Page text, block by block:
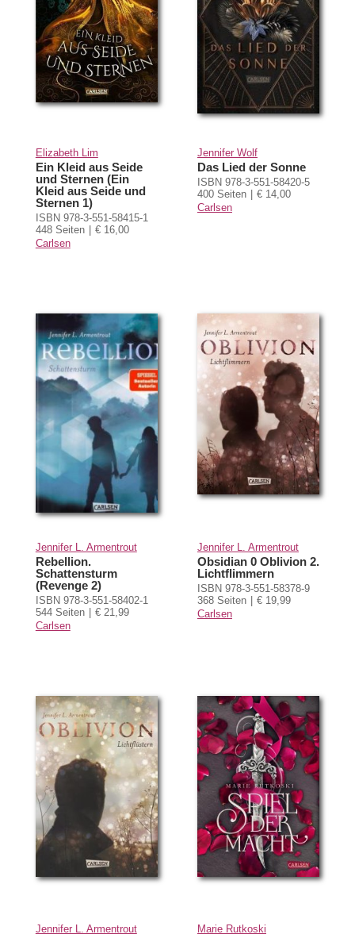
Elizabeth Lim
Ein Kleid aus Seide
und Sternen (Ein
Kleid aus Seide und
Sternen 1)
ISBN 978-3-551-58415-1
448 Seiten
€ 16,00
Carlsen
Jennifer Wolf
Das Lied der Sonne
ISBN 978-3-551-58420-5
400 Seiten
€ 14,00
Carlsen
Jennifer L. Armentrout
Rebellion.
Schattensturm
(Revenge 2)
ISBN 978-3-551-58402-1
544 Seiten
€ 21,99
Carlsen
Jennifer L. Armentrout
Obsidian 0 Oblivion 2.
Lichtflimmern
ISBN 978-3-551-58378-9
368 Seiten
€ 19,99
Carlsen
Jennifer L. Armentrout Marie Rutkoski